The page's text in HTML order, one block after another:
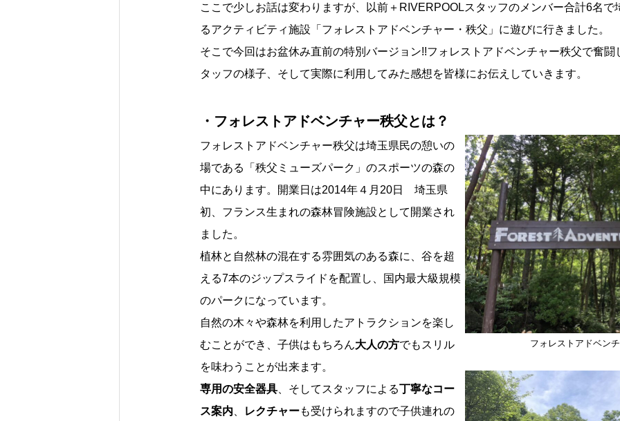
ここで少しお話は変わりますが、以前＋RIVERPOOLスタッフのメンバー合計6名で
るアクティビティ施設「フォレストアドベンチャー・秩父」に遊びに行きました。
そこで今回はお盆休み直前の特別バージョン!!フォレストアドベンチャー秩父で奮
タッフの様子、そして実際に利用してみた感想を皆様にお伝えしていきます。
・フォレストアドベンチャー秩父とは？
フォレストアドベンチャー秩父は埼玉県民の憩いの
場である「秩父ミューズパーク」のスポーツの森の
中にあります。開業日は2014年４月20日 埼玉県
初、フランス生まれの森林冒険施設として開業され
ました。
植林と自然林の混在する雰囲気のある森に、谷を超
える7本のジップスライドを配置し、国内最大級規模
のパークになっています。
自然の木々や森林を利用したアトラクションを楽し
むことができ、子供はもちろん大人の方でもスリル
を味わうことが出来ます。
専用の安全器具、そしてスタッフによる丁寧なコー
ス案内
レクチャーも受けられますので子供連れの
フォレストアドベン